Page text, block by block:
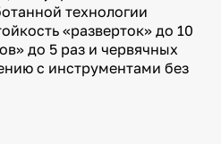
технологии
«разверток» до 10
до 5 раз и червячных
с инструментами без